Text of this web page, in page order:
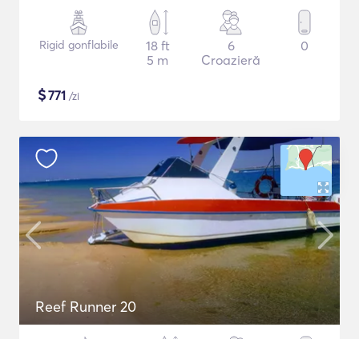
Rigid gonflabile
18 ft
5 m
6
Croazieră
0
$771 /zi
Reef Runner 20